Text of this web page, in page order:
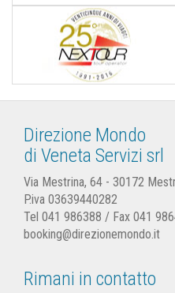
Direzione Mondo
di Veneta Servizi srl
Via Mestrina, 64 - 30172
P.iva 03639440282
Tel 041 986388 / Fax 041
booking@direzionemondo.it
Rimani in contatto